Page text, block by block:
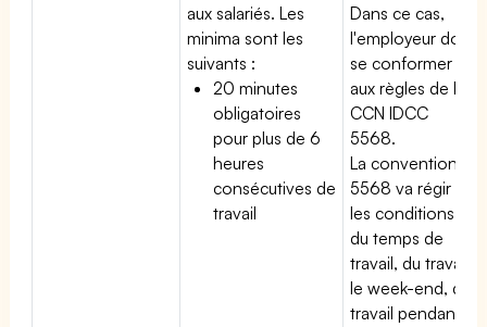
aux salariés. Les
minima sont les
suivants :
20 minutes
obligatoires
pour plus de 6
heures
consécutives de
travail
Dans ce cas,
l'employeur doit
se conformer
aux règles de la
CCN IDCC
5568.
La convention
5568 va régir
les conditions
du temps de
travail, du travail
le week-end, du
travail pendant